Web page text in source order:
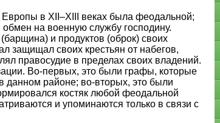
в XII–XIII веках была феодальной;
на военную службу господину.
и продуктов (оброк) своих
защищал своих крестьян от набегов,
правосудие в пределах своих владений.
Во-первых, это были графы, которые
данном районе; во-вторых, это были
костяк любой феодальной
и упоминаются только в связи с